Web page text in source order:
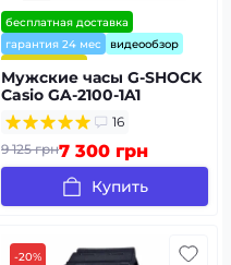
бесплатная доставка
гарантия 24 мес
видеообзор
⭐ хит продаж
Мужские часы G-SHOCK
Casio GA-2100-1A1
16
9 125 грн7 300 грн
Купить
-20%